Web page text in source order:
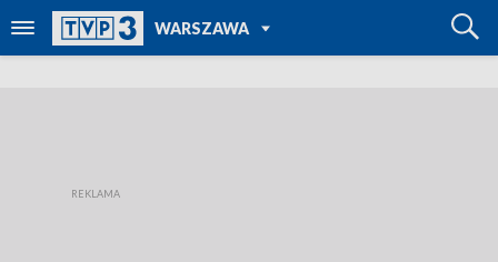
WARSZAWA
TVP REGIONY